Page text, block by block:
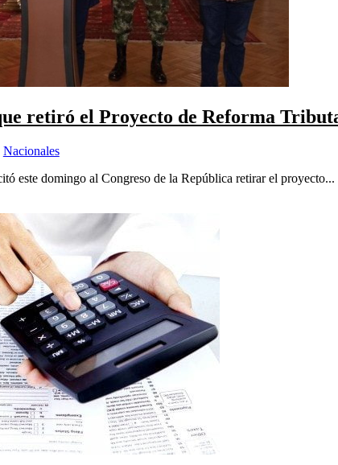
retiró el Proyecto de Reforma
Nacionales
este domingo al Congreso de la República retirar el proyecto...